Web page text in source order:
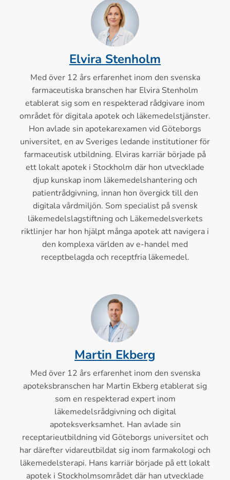
Elvira Stenholm
Med över 12 års erfarenhet inom den svenska
farmaceutiska branschen har Elvira Stenholm
etablerat sig som en respekterad rådgivare inom
området för digitala apotek och läkemedelstjänster.
Hon avlade sin apotekarexamen vid Göteborgs
universitet, en av Sveriges ledande institutioner för
farmaceutisk utbildning. Elviras karriär började på
ett lokalt apotek i Stockholm där hon utvecklade
djup kunskap inom läkemedelshantering och
patientrådgivning, innan hon övergick till den
digitala vårdmiljön. Som specialist på svensk
läkemedelslagstiftning och Läkemedelsverkets
riktlinjer har hon hjälpt många apotek att navigera i
den komplexa världen av e-handel med
receptbelagda och receptfria läkemedel.
Martin Ekberg
Med över 12 års erfarenhet inom den svenska
apoteksbranschen har Martin Ekberg etablerat sig
som en respekterad expert inom
läkemedelsrådgivning och digital
apoteksverksamhet. Han avlade sin
receptarieutbildning vid Göteborgs universitet och
har därefter vidareutbildat sig inom farmakologi och
läkemedelsterapi. Hans karriär började på ett lokalt
apotek i Stockholmsområdet där han utvecklade